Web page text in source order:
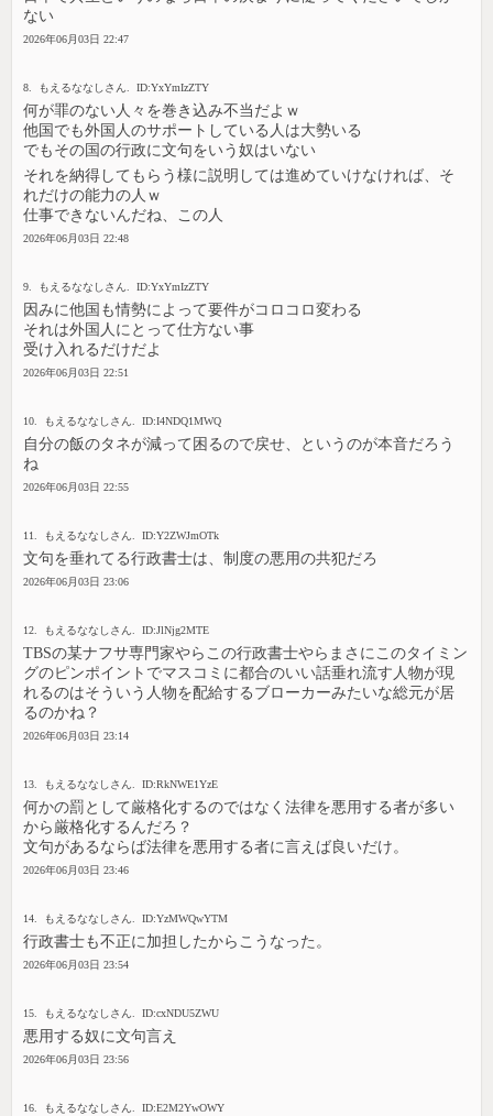
ない
2026年06月03日 22:47
8. もえるななしさん. ID:YxYmIzZTY
何が罪のない人々を巻き込み不当だよｗ
他国でも外国人のサポートしている人は大勢いる
でもその国の行政に文句をいう奴はいない
それを納得してもらう様に説明しては進めていけなければ、そ
れだけの能力の人ｗ
仕事できないんだね、この人
2026年06月03日 22:48
9. もえるななしさん. ID:YxYmIzZTY
因みに他国も情勢によって要件がコロコロ変わる
それは外国人にとって仕方ない事
受け入れるだけだよ
2026年06月03日 22:51
10. もえるななしさん. ID:I4NDQ1MWQ
自分の飯のタネが減って困るので戻せ、というのが本音だろう
ね
2026年06月03日 22:55
11. もえるななしさん. ID:Y2ZWJmOTk
文句を垂れてる行政書士は、制度の悪用の共犯だろ
2026年06月03日 23:06
12. もえるななしさん. ID:JlNjg2MTE
TBSの某ナフサ専門家やらこの行政書士やらまさにこのタイミン
グのピンポイントでマスコミに都合のいい話垂れ流す人物が現
れるのはそういう人物を配給するブローカーみたいな総元が居
るのかね？
2026年06月03日 23:14
13. もえるななしさん. ID:RkNWE1YzE
何かの罰として厳格化するのではなく法律を悪用する者が多い
から厳格化するんだろ？
文句があるならば法律を悪用する者に言えば良いだけ。
2026年06月03日 23:46
14. もえるななしさん. ID:YzMWQwYTM
行政書士も不正に加担したからこうなった。
2026年06月03日 23:54
15. もえるななしさん. ID:cxNDU5ZWU
悪用する奴に文句言え
2026年06月03日 23:56
16. もえるななしさん. ID:E2M2YwOWY